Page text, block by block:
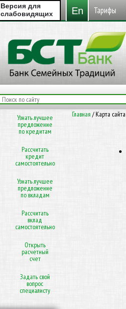
Версия для
слабовидящих
En Тарифы
Узнать лучшее
предложение
по кредитам
Рассчитать
кредит
самостоятельно
Узнать лучшее
предложение
по вкладам
Рассчитать
вклад
самостоятельно
Открыть
расчетный
счет
Задать свой
вопрос
специалисту
Главная /Карта сайта